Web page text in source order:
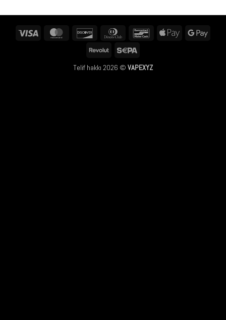
MasterCard Discover
Dinners
BancontactApple
Revolut
Telif hakkı 2026 © VAPEXYZ